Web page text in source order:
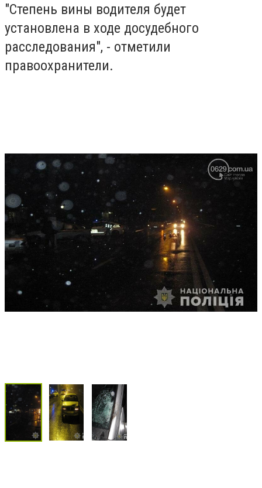
"Степень вины водителя будет
установлена в ходе досудебного
расследования", - отметили
правоохранители.